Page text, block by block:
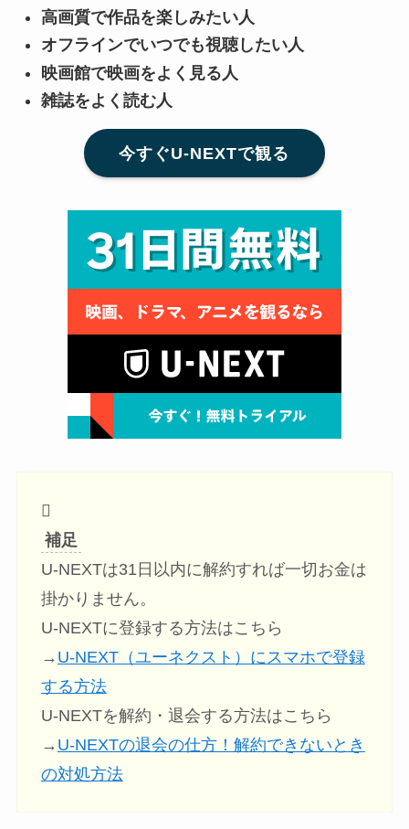
高画質で作品を楽しみたい人
オフラインでいつでも視聴したい人
映画館で映画をよく見る人
雑誌をよく読む人
今すぐU-NEXTで観る
補足
U-NEXTは31日以内に解約すれば一切お金は
掛かりません。
U-NEXTに登録する方法はこちら
→ U-NEXT（ユーネクスト）にスマホで登録
する方法
U-NEXTを解約・退会する方法はこちら
→ U-NEXTの退会の仕方！解約できないとき
の対処方法